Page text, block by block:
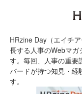
HRzine Day（エイチ
長する人事のWebマ
す。毎回、人事の重要
パードが持つ知見・経
す。